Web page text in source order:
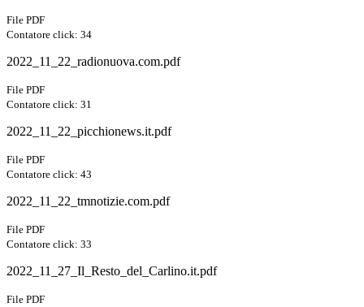
File PDF
Contatore click: 34
2022_11_22_radionuova.com.pdf
File PDF
Contatore click: 31
2022_11_22_picchionews.it.pdf
File PDF
Contatore click: 43
2022_11_22_tmnotizie.com.pdf
File PDF
Contatore click: 33
2022_11_27_Il_Resto_del_Carlino.it.pdf
File PDF